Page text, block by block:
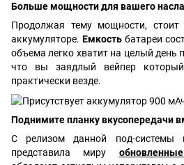
Больше мощности для вашего
Продолжая тему мощности, стоит
аккумуляторе. Емкость батареи
объема легко хватит на целый день
что вы заядлый вейпер
практически везде.
Поднимите планку вкусопередачи
С релизом данной под-системы
представила миру